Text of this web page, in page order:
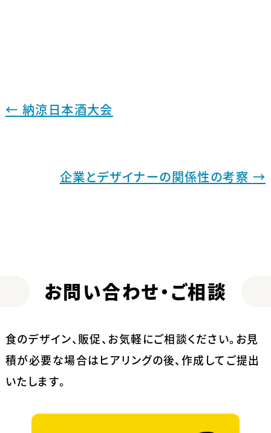
← 納涼日本酒大会
企業とデザイナーの関係性の考察 →
お問い合わせ・ご相談
食のデザイン、販促、お気軽にご相談ください。お見
積が必要な場合はヒアリングの後、作成してご提出
いたします。